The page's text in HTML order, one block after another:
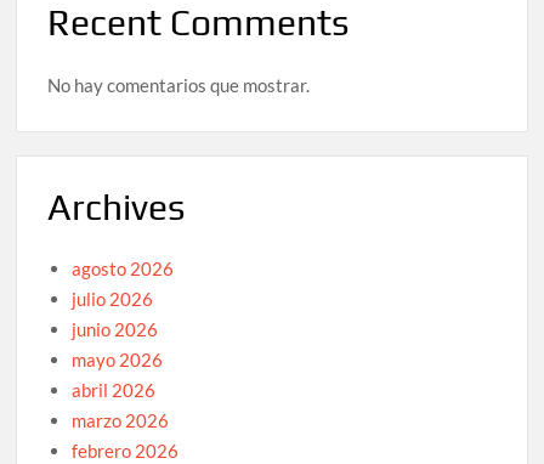
Recent Comments
No hay comentarios que mostrar.
Archives
agosto 2026
julio 2026
junio 2026
mayo 2026
abril 2026
marzo 2026
febrero 2026